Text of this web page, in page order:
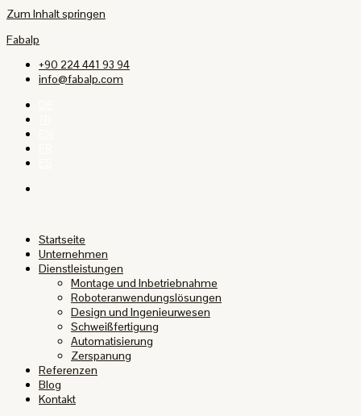
Zum Inhalt springen
Fabalp
+90 224 441 93 94
info@fabalp.com
Startseite
Unternehmen
Dienstleistungen
Montage und Inbetriebnahme
Roboteranwendungslösungen
Design und Ingenieurwesen
Schweißfertigung
Automatisierung
Zerspanung
Referenzen
Blog
Kontakt